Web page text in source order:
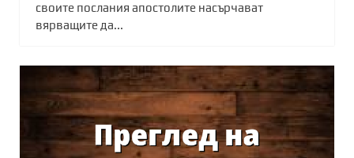
своите послания апостолите насърчават
вярващите да...